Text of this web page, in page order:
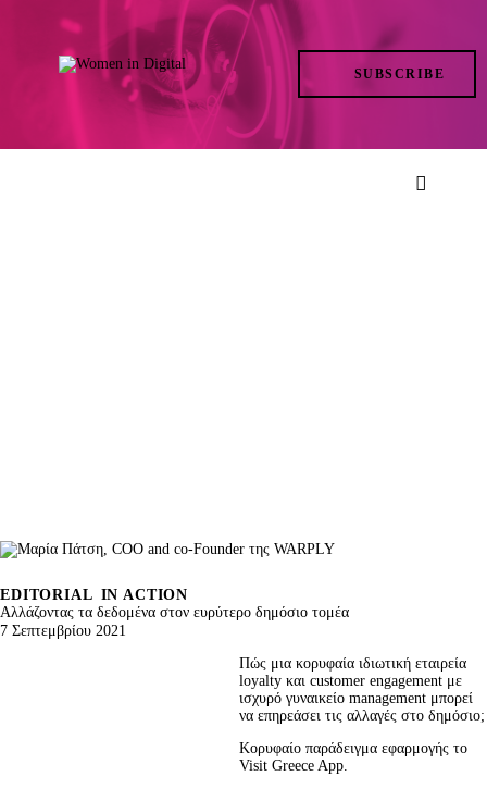
SUBSCRIBE
TRENDS
EDITORIAL IN ACTION
Αλλάζοντας τα δεδομένα στον ευρύτερο δημόσιο τομέα
7 Σεπτεμβρίου 2021
Πώς μια κορυφαία ιδιωτική εταιρεία
loyalty και customer engagement με
ισχυρό γυναικείο management μπορεί
να επηρεάσει τις αλλαγές στο δημόσιο;
Κορυφαίο παράδειγμα εφαρμογής το
Visit Greece App.